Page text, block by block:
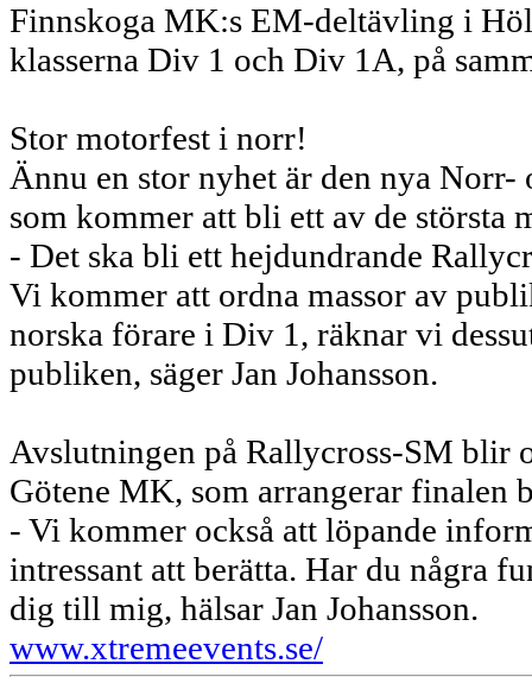
Finnskoga MK:s EM-deltävling i
klasserna Div 1 och Div 1A, på
Stor motorfest i norr!
Ännu en stor nyhet är den nya
som kommer att bli ett av de största
- Det ska bli ett hejdundrande
Vi kommer att ordna massor av
norska förare i Div 1, räknar vi
publiken, säger Jan Johansson.
Avslutningen på Rallycross-SM blir
Götene MK, som arrangerar
- Vi kommer också att löpande
intressant att berätta. Har du några
dig till mig, hälsar Jan Johansson.
www.xtremeevents.se/